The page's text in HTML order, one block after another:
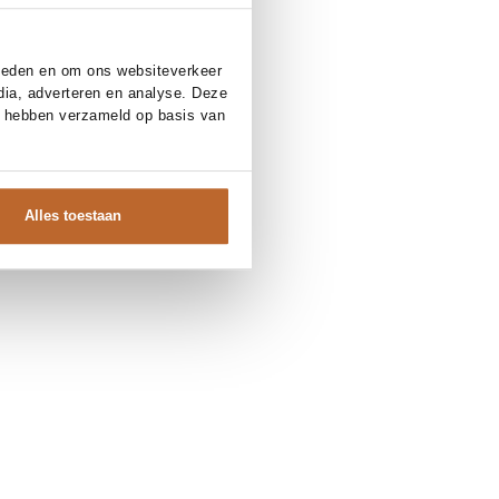
en om ons websiteverkeer
adverteren en analyse. Deze
verzameld op basis van
Alles toestaan